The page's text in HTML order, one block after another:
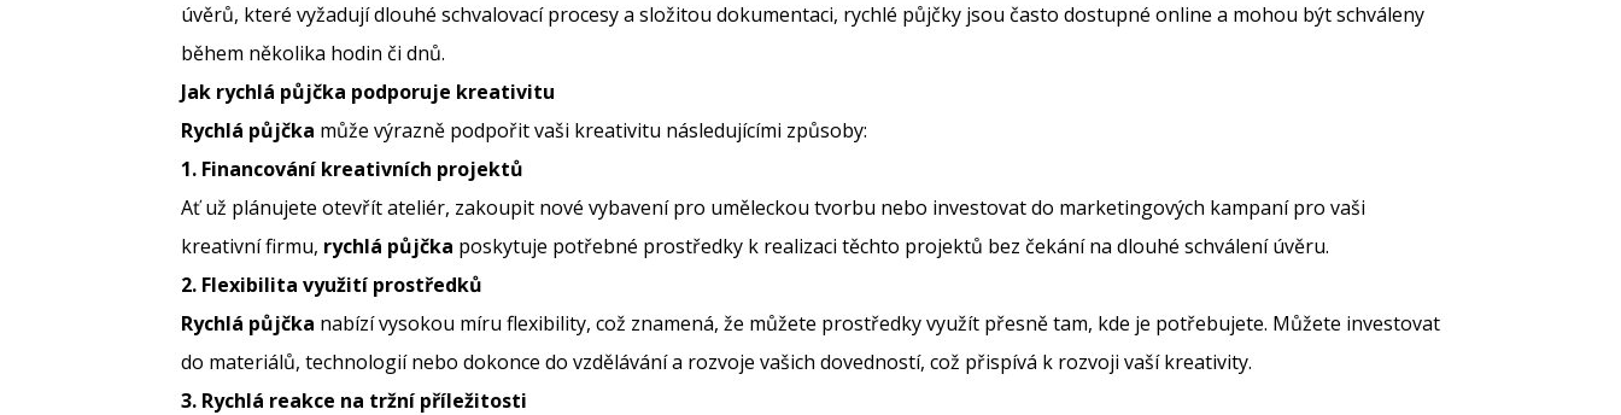
úvěrů, které vyžadují dlouhé schvalovací procesy a složitou dokumentaci, rychlé půjčky jsou často dostupné online a mohou být schváleny
během několika hodin či dnů.
Jak rychlá půjčka podporuje kreativitu
Rychlá půjčka může výrazně podpořit vaši kreativitu následujícími způsoby:
1. Financování kreativních projektů
Ať už plánujete otevřít ateliér, zakoupit nové vybavení pro uměleckou tvorbu nebo investovat do marketingových kampaní pro vaši
kreativní firmu, rychlá půjčka poskytuje potřebné prostředky k realizaci těchto projektů bez čekání na dlouhé schválení úvěru.
2. Flexibilita využití prostředků
Rychlá půjčka nabízí vysokou míru flexibility, což znamená, že můžete prostředky využít přesně tam, kde je potřebujete. Můžete investovat
do materiálů, technologií nebo dokonce do vzdělávání a rozvoje vašich dovedností, což přispívá k rozvoji vaší kreativity.
3. Rychlá reakce na tržní příležitosti